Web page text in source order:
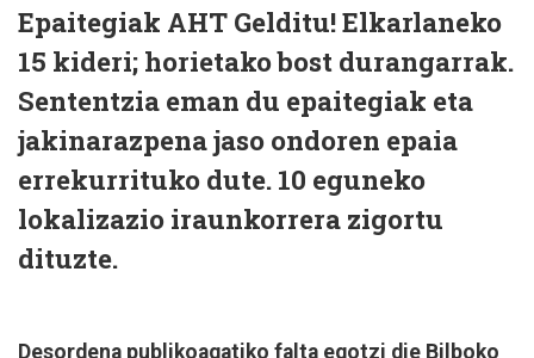
Epaitegiak AHT Gelditu! Elkarlaneko
15 kideri; horietako bost durangarrak.
Sententzia eman du epaitegiak eta
jakinarazpena jaso ondoren epaia
errekurrituko dute. 10 eguneko
lokalizazio iraunkorrera zigortu
dituzte.
Desordena publikoagatiko falta egotzi die Bilboko